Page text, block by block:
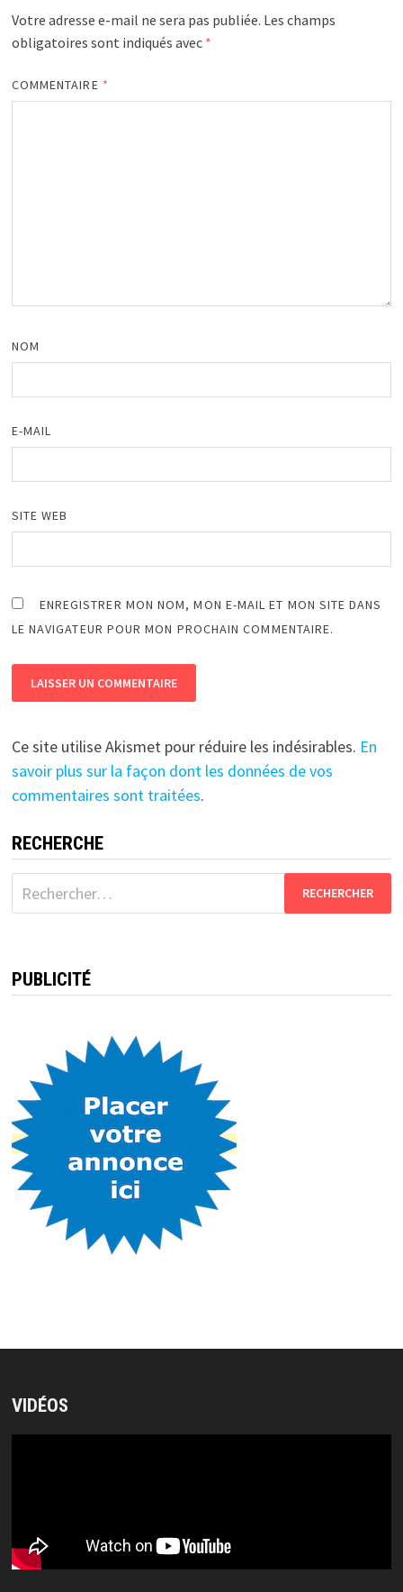
Votre adresse e-mail ne sera pas publiée. Les champs
obligatoires sont indiqués avec *
COMMENTAIRE *
NOM
E-MAIL
SITE WEB
ENREGISTRER MON NOM, MON E-MAIL ET MON SITE DANS
LE NAVIGATEUR POUR MON PROCHAIN COMMENTAIRE.
Ce site utilise Akismet pour réduire les indésirables. En
savoir plus sur la façon dont les données de vos
commentaires sont traitées.
RECHERCHE
Rechercher :
PUBLICITÉ
VIDÉOS